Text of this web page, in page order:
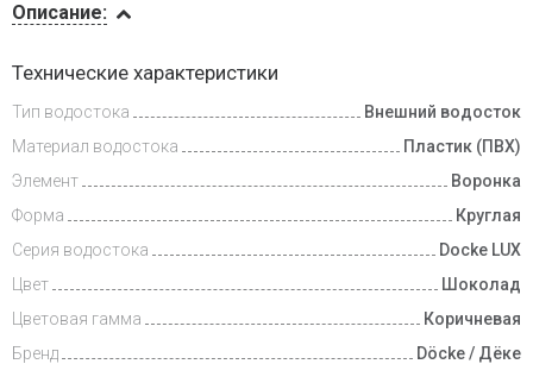
и оплата
Описание:
Технические характеристики
Тип водостока
Внешний водосток
Материал водостока
Пластик (ПВХ)
Элемент
Воронка
Форма
Круглая
Серия водостока
Docke LUX
Цвет
Шоколад
Цветовая гамма
Коричневая
Бренд
Döcke / Дёке